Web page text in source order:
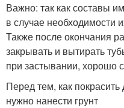
Важно: так как составы
в случае необходимости
Также после окончания
закрывать и вытирать
при застывании, хорошо
Перед тем, как
нужно нанести грунт